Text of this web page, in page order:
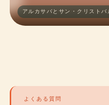
アルカサバとサン・クリスト
よくある質問